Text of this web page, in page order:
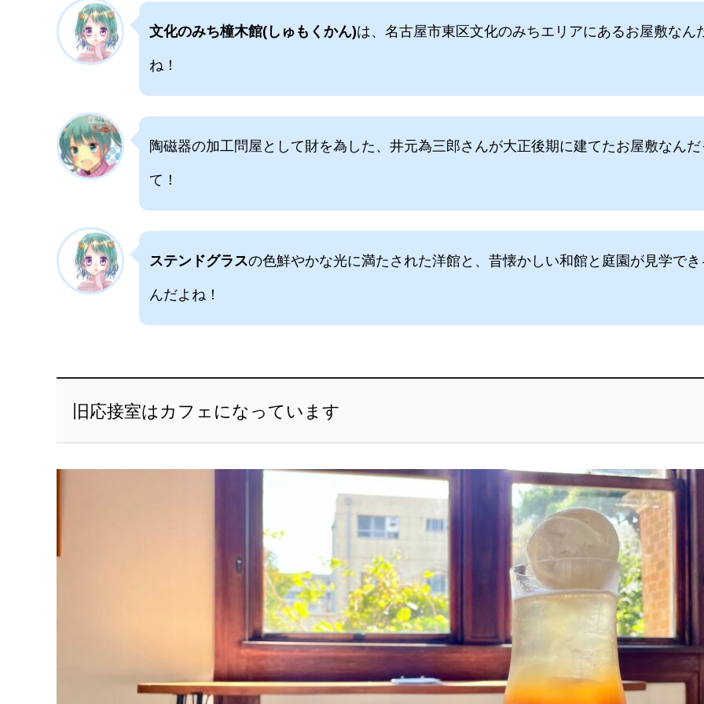
文化のみち橦木館(しゅもくかん)は、名古屋市東区文化のみちエリアにあるお屋敷なん
ね！
陶磁器の加工問屋として財を為した、井元為三郎さんが大正後期に建てたお屋敷なんだ
て！
ステンドグラスの色鮮やかな光に満たされた洋館と、昔懐かしい和館と庭園が見学でき
んだよね！
旧応接室はカフェになっています